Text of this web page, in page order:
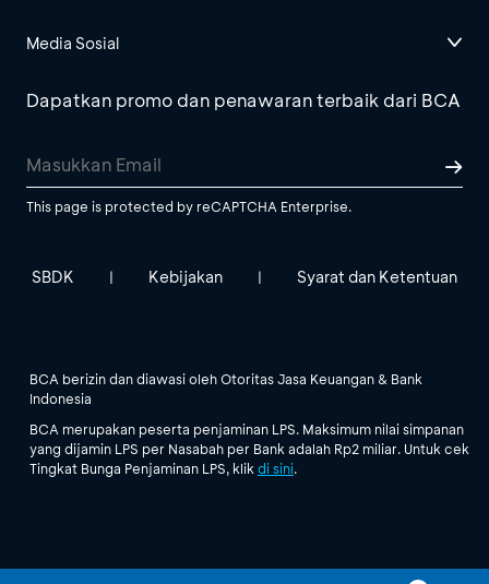
Media Sosial
Dapatkan promo dan penawaran terbaik dari BCA
This page is protected by reCAPTCHA Enterprise.
SBDK | Kebijakan | Syarat dan Ketentuan
BCA berizin dan diawasi oleh Otoritas Jasa Keuangan & Bank
Indonesia
BCA merupakan peserta penjaminan LPS. Maksimum nilai simpanan
yang dijamin LPS per Nasabah per Bank adalah Rp2 miliar. Untuk cek
Tingkat Bunga Penjaminan LPS, klik di sini.